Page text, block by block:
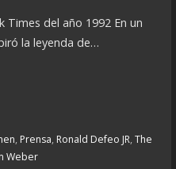
Times del año 1992 En un
la leyenda de…
, Prensa, Ronald Defeo JR, The
Weber